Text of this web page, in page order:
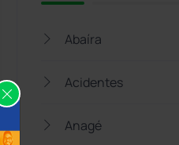
Abaíra
Acidentes
Anagé